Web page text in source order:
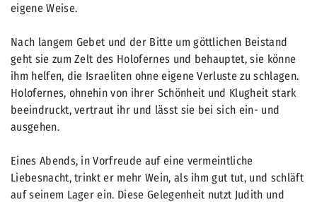
eigene Weise.
Nach langem Gebet und der Bitte um göttlichen Beistand
geht sie zum Zelt des Holofernes und behauptet, sie könne
ihm helfen, die Israeliten ohne eigene Verluste zu schlagen.
Holofernes, ohnehin von ihrer Schönheit und Klugheit stark
beeindruckt, vertraut ihr und lässt sie bei sich ein- und
ausgehen.
Eines Abends, in Vorfreude auf eine vermeintliche
Liebesnacht, trinkt er mehr Wein, als ihm gut tut, und schläft
auf seinem Lager ein. Diese Gelegenheit nutzt Judith und